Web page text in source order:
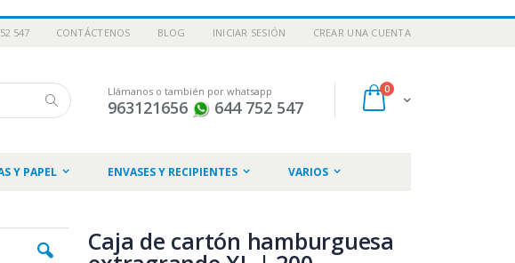
547 CONTÁCTENOS BLOG INICIAR SESIÓN CREAR UNA CUENTA
Cart
0artículos
Llámanos o también por whatsapp
963121656 644 752 547
Y PAPEL ENVASES Y RECIPIENTES VARIOS
Caja de cartón hamburguesa